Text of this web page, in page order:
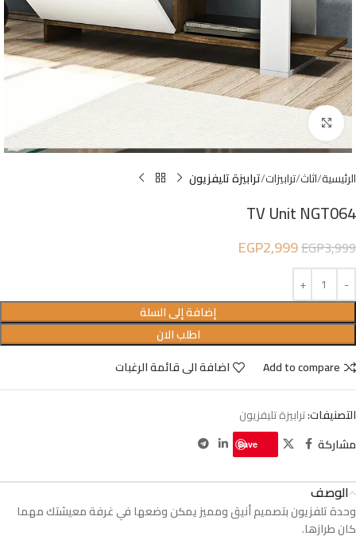
Click to enlarge
الرئيسية اثاث ترابيزات ترابيزة تليفزيون
TV Unit NGT064
EGP3,999
EGP2,999
إضافة إلى السلة
اطلب الان
Add to compare
اضافة الى قائمة الرغبات
التصنيفات:ترابيزة تليفزيون
مشاركة
Save
الوصف
وحدة تلفزيون بتصميم أنيق ومميز يمكن وضعها في غرفة معيشتك مهما
كان طرازها.